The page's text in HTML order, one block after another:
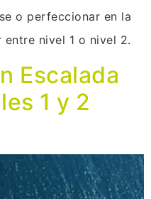
o perfeccionar en la
nivel 1 o nivel 2.
Escalada
1 y 2